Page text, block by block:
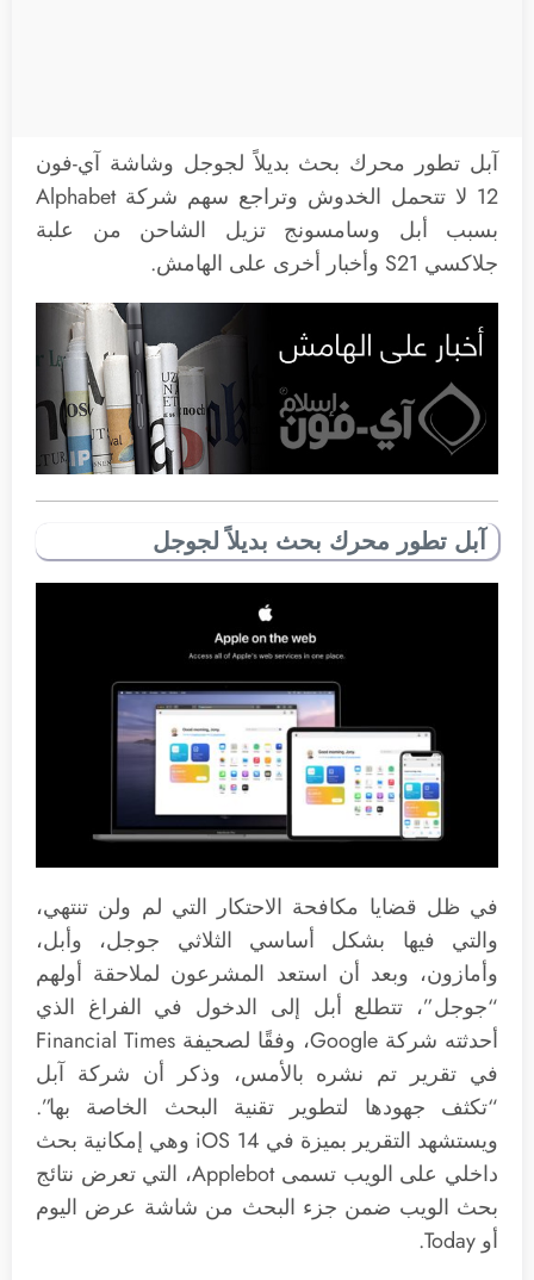
آبل تطور محرك بحث بديلاً لجوجل وشاشة آي-فون
12 لا تتحمل الخدوش وتراجع سهم شركة Alphabet
بسبب أبل وسامسونج تزيل الشاحن من علبة
جلاكسي S21 وأخبار أخرى على الهامش.
آبل تطور محرك بحث بديلاً لجوجل
في ظل قضايا مكافحة الاحتكار التي لم ولن تنتهي،
والتي فيها بشكل أساسي الثلاثي جوجل، وأبل،
وأمازون، وبعد أن استعد المشرعون لملاحقة أولهم
“جوجل”، تتطلع أبل إلى الدخول في الفراغ الذي
أحدثته شركة Google، وفقًا لصحيفة Financial Times
في تقرير تم نشره بالأمس، وذكر أن شركة آبل
“تكثف جهودها لتطوير تقنية البحث الخاصة بها”.
ويستشهد التقرير بميزة في iOS 14 وهي إمكانية بحث
داخلي على الويب تسمى Applebot، التي تعرض نتائج
بحث الويب ضمن جزء البحث من شاشة عرض اليوم
أو Today.